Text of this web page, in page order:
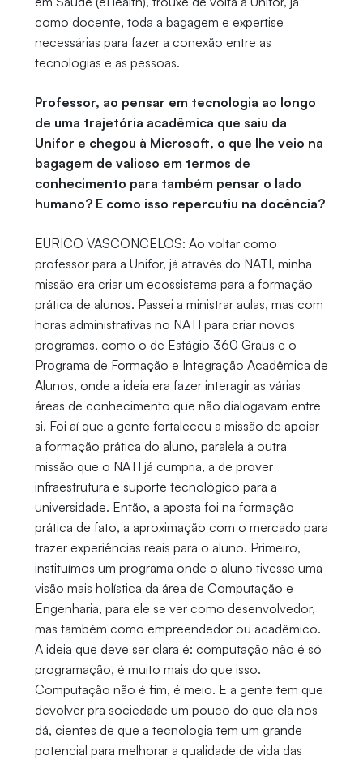
como docente, toda a bagagem e expertise
necessárias para fazer a conexão entre as
tecnologias e as pessoas.
Professor, ao pensar em tecnologia ao longo
de uma trajetória acadêmica que saiu da
Unifor e chegou à Microsoft, o que lhe veio na
bagagem de valioso em termos de
conhecimento para também pensar o lado
humano? E como isso repercutiu na docência?
EURICO VASCONCELOS: Ao voltar como
professor para a Unifor, já através do NATI, minha
missão era criar um ecossistema para a formação
prática de alunos. Passei a ministrar aulas, mas com
horas administrativas no NATI para criar novos
programas, como o de Estágio 360 Graus e o
Programa de Formação e Integração Acadêmica de
Alunos, onde a ideia era fazer interagir as várias
áreas de conhecimento que não dialogavam entre
si. Foi aí que a gente fortaleceu a missão de apoiar
a formação prática do aluno, paralela à outra
missão que o NATI já cumpria, a de prover
infraestrutura e suporte tecnológico para a
universidade. Então, a aposta foi na formação
prática de fato, a aproximação com o mercado para
trazer experiências reais para o aluno. Primeiro,
instituímos um programa onde o aluno tivesse uma
visão mais holística da área de Computação e
Engenharia, para ele se ver como desenvolvedor,
mas também como empreendedor ou acadêmico.
A ideia que deve ser clara é: computação não é só
programação, é muito mais do que isso.
Computação não é fim, é meio. E a gente tem que
devolver pra sociedade um pouco do que ela nos
dá, cientes de que a tecnologia tem um grande
potencial para melhorar a qualidade de vida das